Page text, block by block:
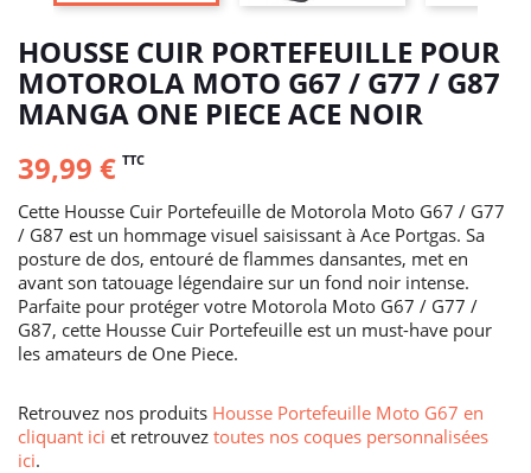
HOUSSE CUIR PORTEFEUILLE POUR
MOTOROLA MOTO G67 / G77 / G87
MANGA ONE PIECE ACE NOIR
39,99 € TTC
Cette Housse Cuir Portefeuille de Motorola Moto G67 / G77
/ G87 est un hommage visuel saisissant à Ace Portgas. Sa
posture de dos, entouré de flammes dansantes, met en
avant son tatouage légendaire sur un fond noir intense.
Parfaite pour protéger votre Motorola Moto G67 / G77 /
G87, cette Housse Cuir Portefeuille est un must-have pour
les amateurs de One Piece.
Retrouvez nos produits Housse Portefeuille Moto G67 en
cliquant ici et retrouvez toutes nos coques personnalisées
ici.